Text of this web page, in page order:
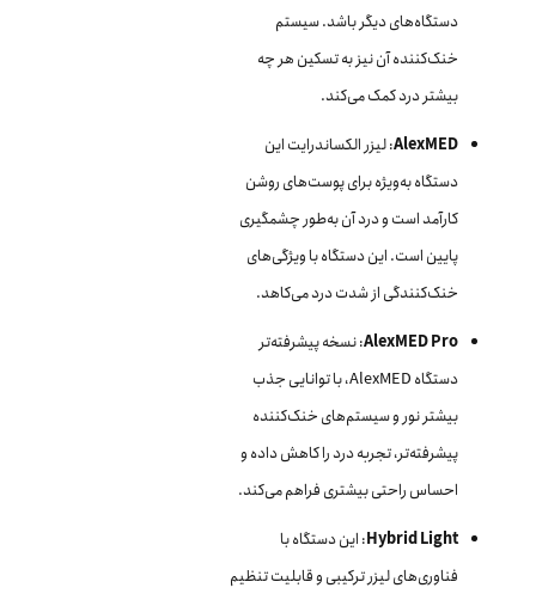
دستگاه‌های دیگر باشد. سیستم
خنک‌کننده آن نیز به تسکین هر چه
بیشتر درد کمک می‌کند.
AlexMED: لیزر الکساندرایت این
دستگاه به‌ویژه برای پوست‌های روشن
کارآمد است و درد آن به‌طور چشمگیری
پایین است. این دستگاه با ویژگی‌های
خنک‌کنندگی از شدت درد می‌کاهد.
AlexMED Pro: نسخه پیشرفته‌تر
دستگاه AlexMED، با توانایی جذب
بیشتر نور و سیستم‌های خنک‌کننده
پیشرفته‌تر، تجربه درد را کاهش داده و
احساس راحتی بیشتری فراهم می‌کند.
Hybrid Light: این دستگاه با
فناوری‌های لیزر ترکیبی و قابلیت تنظیم